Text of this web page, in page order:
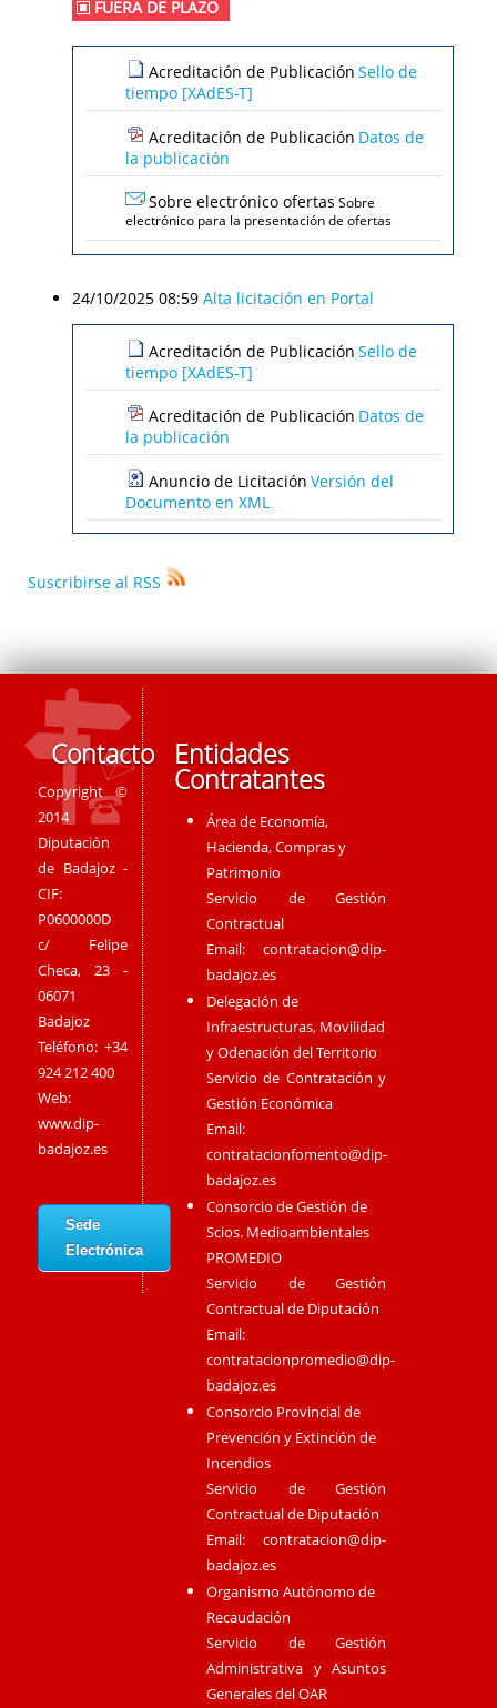
FUERA DE PLAZO
Acreditación de Publicación Sello de
tiempo [XAdES-T]
Acreditación de Publicación Datos de
la publicación
Sobre electrónico ofertas Sobre
electrónico para la presentación de ofertas
24/10/2025 08:59 Alta licitación en Portal
Acreditación de Publicación Sello de
tiempo [XAdES-T]
Acreditación de Publicación Datos de
la publicación
Anuncio de Licitación Versión del
Documento en XML
Suscribirse al RSS
Contacto
Copyright ©
2014
Diputación
de Badajoz -
CIF:
P0600000D
c/ Felipe
Checa, 23 -
06071
Badajoz
Teléfono: +34
924 212 400
Web:
www.dip-
badajoz.es
Sede
Electrónica
Entidades
Contratantes
Área de Economía,
Hacienda, Compras y
Patrimonio
Servicio de Gestión
Contractual
Email:contratacion@dip-
badajoz.es
Delegación de
Infraestructuras, Movilidad
y Odenación del Territorio
Servicio de Contratación y
Gestión Económica
Email:
contratacionfomento@dip-
badajoz.es
Consorcio de Gestión de
Scios. Medioambientales
PROMEDIO
Servicio de Gestión
Contractual de Diputación
Email:
contratacionpromedio@dip-
badajoz.es
Consorcio Provincial de
Prevención y Extinción de
Incendios
Servicio de Gestión
Contractual de Diputación
Email:contratacion@dip-
badajoz.es
Organismo Autónomo de
Recaudación
Servicio de Gestión
Administrativa y Asuntos
Generales del OAR